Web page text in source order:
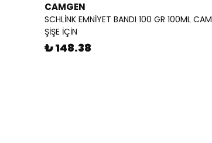
CAMGEN
SCHLİNK EMNİYET BANDI 100 GR 100ML CAM
ŞİŞE İÇİN
₺ 148.38